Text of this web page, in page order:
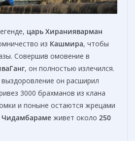
царь Хиранияварман
из Кашмира, чтобы
Совершив омовение в
, он полностью излечился.
он расширил
3000 брахманов из клана
и поныне остаются жрецами
Чидамбараме живет около 250